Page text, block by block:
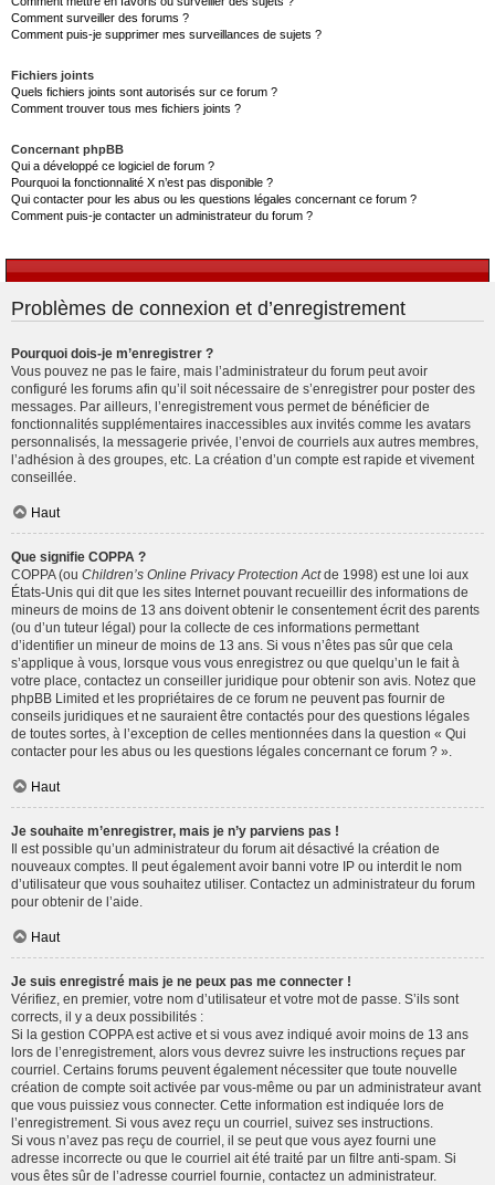
Comment surveiller des forums ?
Comment puis-je supprimer mes surveillances de sujets ?
Fichiers joints
Quels fichiers joints sont autorisés sur ce forum ?
Comment trouver tous mes fichiers joints ?
Concernant phpBB
Qui a développé ce logiciel de forum ?
Pourquoi la fonctionnalité X n’est pas disponible ?
Qui contacter pour les abus ou les questions légales concernant ce forum ?
Comment puis-je contacter un administrateur du forum ?
Problèmes de connexion et d’enregistrement
Pourquoi dois-je m’enregistrer ?
Vous pouvez ne pas le faire, mais l’administrateur du forum peut avoir
configuré les forums afin qu’il soit nécessaire de s’enregistrer pour poster des
messages. Par ailleurs, l’enregistrement vous permet de bénéficier de
fonctionnalités supplémentaires inaccessibles aux invités comme les avatars
personnalisés, la messagerie privée, l’envoi de courriels aux autres membres,
l’adhésion à des groupes, etc. La création d’un compte est rapide et vivement
conseillée.
Haut
Que signifie COPPA ?
COPPA (ou Children’s Online Privacy Protection Actde 1998) est une loi aux
États-Unis qui dit que les sites Internet pouvant recueillir des informations de
mineurs de moins de 13 ans doivent obtenir le consentement écrit des parents
(ou d’un tuteur légal) pour la collecte de ces informations permettant
d’identifier un mineur de moins de 13 ans. Si vous n’êtes pas sûr que cela
s’applique à vous, lorsque vous vous enregistrez ou que quelqu’un le fait à
votre place, contactez un conseiller juridique pour obtenir son avis. Notez que
phpBB Limited et les propriétaires de ce forum ne peuvent pas fournir de
conseils juridiques et ne sauraient être contactés pour des questions légales
de toutes sortes, à l’exception de celles mentionnées dans la question « Qui
contacter pour les abus ou les questions légales concernant ce forum ? ».
Haut
Je souhaite m’enregistrer, mais je n’y parviens pas !
Il est possible qu’un administrateur du forum ait désactivé la création de
nouveaux comptes. Il peut également avoir banni votre IP ou interdit le nom
d’utilisateur que vous souhaitez utiliser. Contactez un administrateur du forum
pour obtenir de l’aide.
Haut
Je suis enregistré mais je ne peux pas me connecter !
Vérifiez, en premier, votre nom d’utilisateur et votre mot de passe. S’ils sont
corrects, il y a deux possibilités :
Si la gestion COPPA est active et si vous avez indiqué avoir moins de 13 ans
lors de l’enregistrement, alors vous devrez suivre les instructions reçues par
courriel. Certains forums peuvent également nécessiter que toute nouvelle
création de compte soit activée par vous-même ou par un administrateur avant
que vous puissiez vous connecter. Cette information est indiquée lors de
l’enregistrement. Si vous avez reçu un courriel, suivez ses instructions.
Si vous n’avez pas reçu de courriel, il se peut que vous ayez fourni une
adresse incorrecte ou que le courriel ait été traité par un filtre anti-spam. Si
vous êtes sûr de l’adresse courriel fournie, contactez un administrateur.